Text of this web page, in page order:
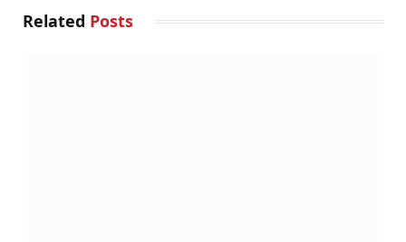
Related Posts